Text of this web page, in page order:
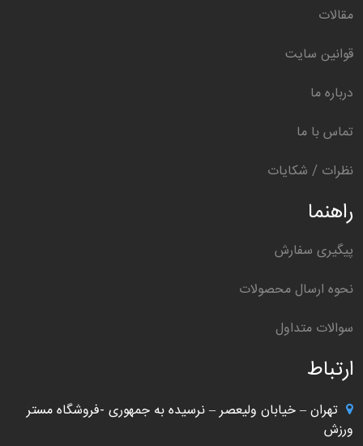
مقالات
قوانین سایت
درباره ما
تماس با ما
نظرات / شکایات
راهنما
پیگیری سفارش
نحوه ارسال محصولات
سوالات متداول
ارتباط
تهران – خیابان ولیعصر – نرسیده به جمهوری -فروشگاه مستر
ورزش